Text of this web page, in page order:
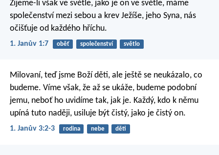
Žijeme-li však ve světle, jako je on ve světle, máme
společenství mezi sebou a krev Ježíše, jeho Syna, nás
očišťuje od každého hříchu.
1. Janův 1:7 oběť společenství světlo
Milovaní, teď jsme Boží děti, ale ještě se neukázalo, co
budeme. Víme však, že až se ukáže, budeme podobní
jemu, neboť ho uvidíme tak, jak je. Každý, kdo k němu
upíná tuto naději, usiluje být čistý, jako je čistý on.
1. Janův 3:2-3 rodina nebe děti